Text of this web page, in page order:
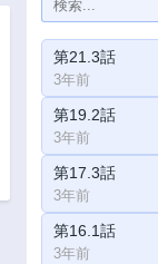
第21.3話
3年前
第19.2話
3年前
第17.3話
3年前
第16.1話
3年前